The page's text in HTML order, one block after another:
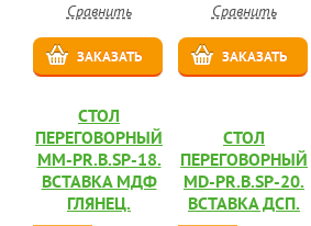
Сравнить
ЗАКАЗАТЬ
Сравнить
ЗАКАЗАТЬ
СТОЛ
ПЕРЕГОВОРНЫЙ
MM-PR.B.SP-18.
ВСТАВКА МДФ
ГЛЯНЕЦ.
СТОЛ
ПЕРЕГОВОРНЫЙ
MD-PR.B.SP-20.
ВСТАВКА ДСП.